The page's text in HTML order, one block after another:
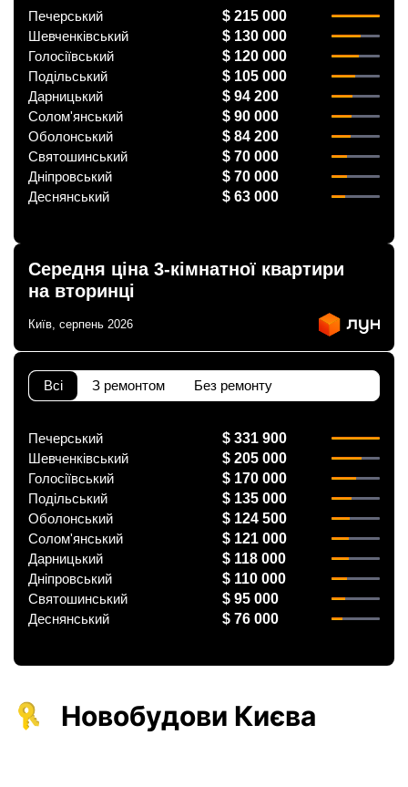
Печерський
$ 215 000
Шевченківський
$ 130 000
Голосіївський
$ 120 000
Подільський
$ 105 000
Дарницький
$ 94 200
Солом'янський
$ 90 000
Оболонський
$ 84 200
Святошинський
$ 70 000
Дніпровський
$ 70 000
Деснянський
$ 63 000
Середня ціна 3-кімнатної квартири
на вторинці
Київ, серпень 2026
Всі З ремонтом Без ремонту
Печерський
$ 331 900
Шевченківський
$ 205 000
Голосіївський
$ 170 000
Подільський
$ 135 000
Оболонський
$ 124 500
Солом'янський
$ 121 000
Дарницький
$ 118 000
Дніпровський
$ 110 000
Святошинський
$ 95 000
Деснянський
$ 76 000
Новобудови Києва